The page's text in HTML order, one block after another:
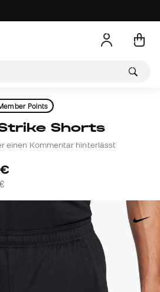
Points
Strike Shorts
einen Kommentar hinterlässt
€